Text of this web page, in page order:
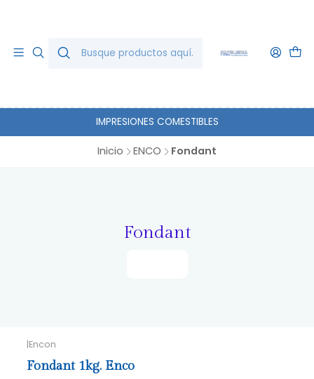
IMPRESIONES COMESTIBLES
Inicio ENCO Fondant
Fondant
|Encon
Fondant 1kg. Enco